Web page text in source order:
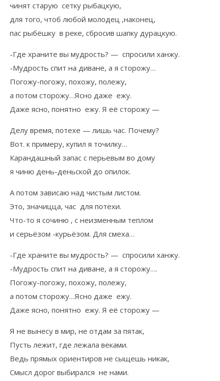
чинят старую сетку рыбацкую,
для того, чтоб любой молодец ,наконец,
пас рыбёшку в реке, сбросив шапку дурацкую.
-Где храните вы мудрость? — спросили ханжу.
-Мудрость спит на диване, а я сторожу…
Погожу-погожу, похожу, полежу,
а потом сторожу…Ясно даже ежу.
Даже ясно, понятно ежу. Я её сторожу —
Делу время, потехе — лишь час. Почему?
Вот. к примеру, купил я точилку…
Карандашный запас с перьевым во дому
я чиню день-деньской до опилок.
А потом зависаю над чистым листом.
Это, значицца, час для потехи.
Что-то я сочиню , с неизменным теплом
и серьёзом -курьёзом. Для смеха…
-Где храните вы мудрость? — спросили ханжу.
-Мудрость спит на диване, а я сторожу….
Погожу-погожу, похожу, полежу,
а потом сторожу…Ясно даже ежу.
Даже ясно, понятно ежу. Я её сторожу —
Я не вынесу в мир, не отдам за пятак,
Пусть лежит, где лежала веками.
Ведь прямых ориентиров не сыщешь никак,
Смысл дорог выбирался не нами.